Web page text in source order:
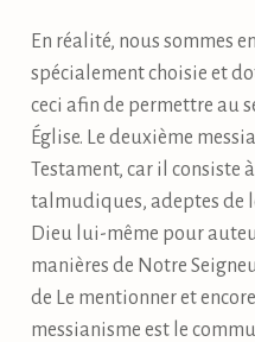
En réalité, nous sommes
spécialement choisie et
ceci afin de permettre au
Église. Le deuxième
Testament, car il consiste
talmudiques, adeptes de
Dieu lui-même pour
manières de Notre
de Le mentionner et
messianisme est le